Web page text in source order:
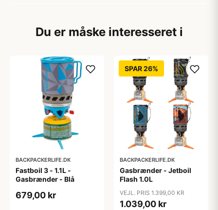
Du er måske interesseret i
BACKPACKERLIFE.DK
Fastboil 3 - 1.1L -
Gasbrænder - Blå
679,00 kr
SPAR 26%
BACKPACKERLIFE.DK
Gasbrænder - Jetboil
Flash 1.0L
VEJL. PRIS 1.399,00 KR
1.039,00 kr